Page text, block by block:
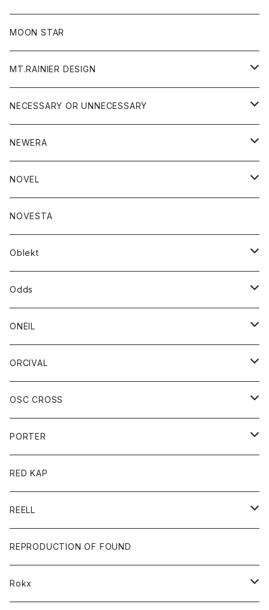
フリース
ジャケット
ニット
パンツ
帽子
MOON STAR
MT.RAINIER DESIGN
アウター
コート
ジャケット
アクセサリー
バッグ
グッズ
ウォレット
靴
トップス
ジャケット
シャツ
ボトム
ショートパンツ
パンツ
レディース
シャツ
Tシャツ
NECESSARY OR UNNECESSARY
アウター
コート
ジャケット
アクセサリー
バッグ
ブレスレット
グッズ
靴
ストール/マフラー
トップス
シャツ
シャツジャケット
ロングスリーブＴシャツ
ボトム
ショートパンツ
ジーンズ
NEWERA
帽子
NOVEL
トップス
カットソー
スエット
ボトム
NOVESTA
Oblekt
ボトム
ショートパンツ
パンツ
レディース
ボトム
Odds
帽子
ONEIL
スカート
ORCIVAL
アウター
コート
ジャケット
アクセサリー
バッグ
キッズ
Tシャツ
帽子
グッズ
靴
バック
トップス
カットソー
ボトムス
OSC CROSS
ダウンジャケット
PORTER
カードホルダー
キーホルダー
財布
バック
RED KAP
REELL
パンツ
ショートパンツ
REPRODUCTION OF FOUND
Rokx